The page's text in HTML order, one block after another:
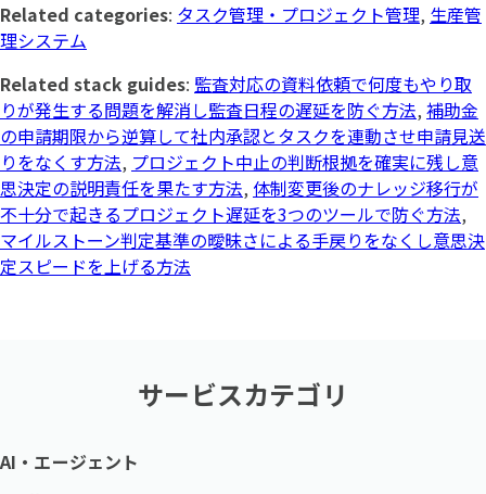
Related categories: タスク管理・プロジェクト管理, 生産管
理システム
Related stack guides: 監査対応の資料依頼で何度もやり取
りが発生する問題を解消し監査日程の遅延を防ぐ方法, 補助金
の申請期限から逆算して社内承認とタスクを連動させ申請見送
りをなくす方法, プロジェクト中止の判断根拠を確実に残し意
思決定の説明責任を果たす方法, 体制変更後のナレッジ移行が
不十分で起きるプロジェクト遅延を3つのツールで防ぐ方法,
マイルストーン判定基準の曖昧さによる手戻りをなくし意思決
定スピードを上げる方法
サービスカテゴリ
AI・エージェント